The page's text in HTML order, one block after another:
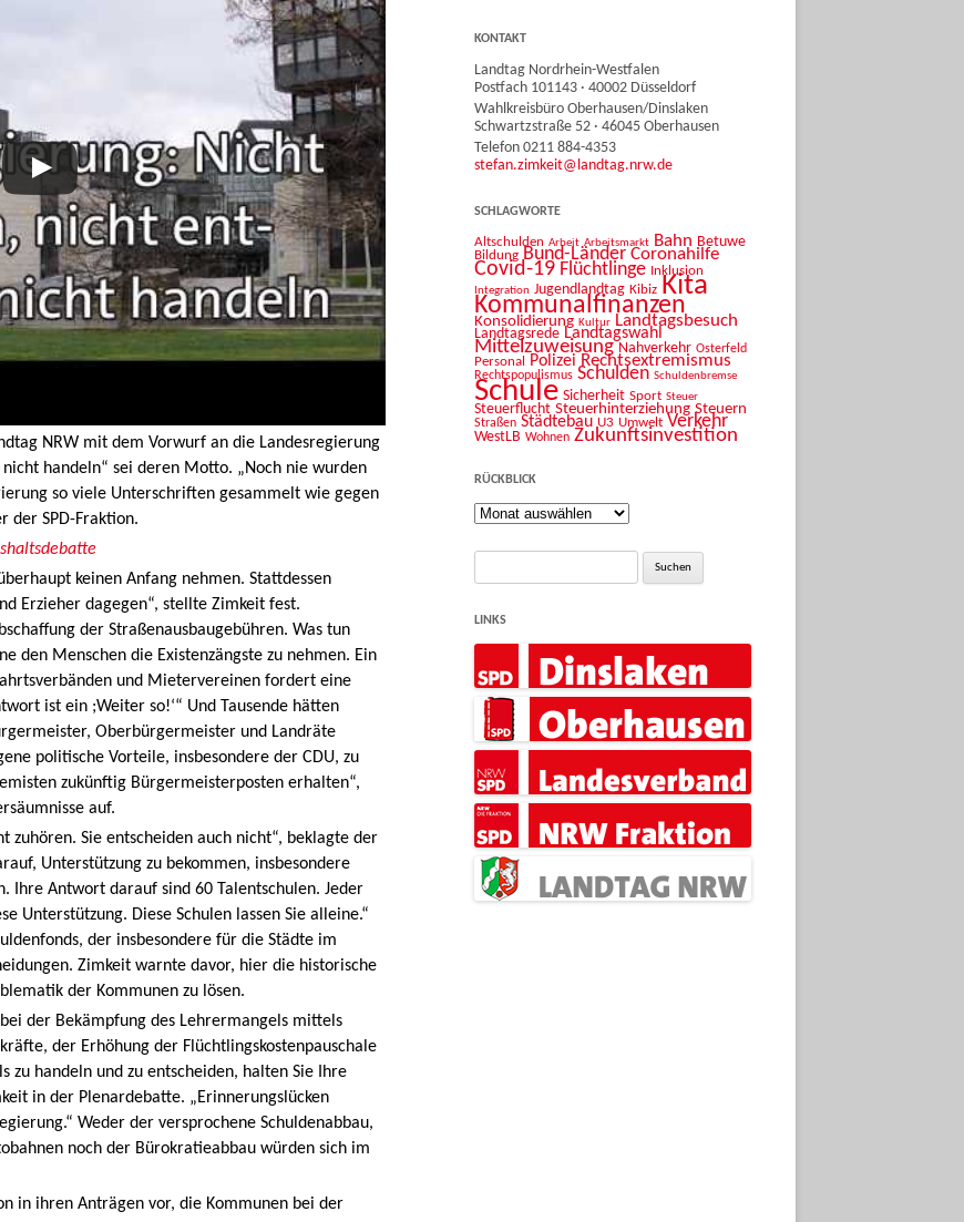
NRW mit dem Vorwurf an die Landesregierung
handeln“ sei deren Motto. „Noch nie wurden
so viele Unterschriften gesammelt wie gegen
der SPD-Fraktion.
keinen Anfang nehmen. Stattdessen
Erzieher dagegen“, stellte Zimkeit fest.
der Straßenausbaugebühren. Was tun
den Menschen die Existenzängste zu nehmen. Ein
und Mietervereinen fordert eine
ist ein ;Weiter so!‘“ Und Tausende hätten
Oberbürgermeister und Landräte
politische Vorteile, insbesondere der CDU, zu
zukünftig Bürgermeisterposten erhalten“,
auf.
zuhören. Sie entscheiden auch nicht“, beklagte der
Unterstützung zu bekommen, insbesondere
Ihre Antwort darauf sind 60 Talentschulen. Jeder
Unterstützung. Diese Schulen lassen Sie alleine.“
der insbesondere für die Städte im
Zimkeit warnte davor, hier die historische
der Kommunen zu lösen.
der Bekämpfung des Lehrermangels mittels
der Erhöhung der Flüchtlingskostenpauschale
zu handeln und zu entscheiden, halten Sie Ihre
in der Plenardebatte. „Erinnerungslücken
Weder der versprochene Schuldenabbau,
noch der Bürokratieabbau würden sich im
in ihren Anträgen vor, die Kommunen bei der
KONTAKT
Landtag Nordrhein-Westfalen
Postfach 101143 · 40002 Düsseldorf
Wahlkreisbüro Oberhausen/Dinslaken
Schwartzstraße 52 · 46045 Oberhausen
Telefon 0211 884-4353
stefan.zimkeit@landtag.nrw.de
SCHLAGWORTE
Altschulden Arbeit Arbeitsmarkt Bahn Betuwe
Bildung Bund-Länder Coronahilfe
Covid-19 Flüchtlinge Inklusion
Integration Jugendlandtag Kibiz Kita
Kommunalfinanzen
Konsolidierung Kultur Landtagsbesuch
Landtagsrede Landtagswahl
Mittelzuweisung Nahverkehr Osterfeld
Personal Polizei Rechtsextremismus
Rechtspopulismus Schulden Schuldenbremse
Schule Sicherheit Sport Steuer
Steuerflucht Steuerhinterziehung Steuern
Straßen Städtebau U3 Umwelt Verkehr
WestLB Wohnen Zukunftsinvestition
RÜCKBLICK
Rückblick
Suche
LINKS